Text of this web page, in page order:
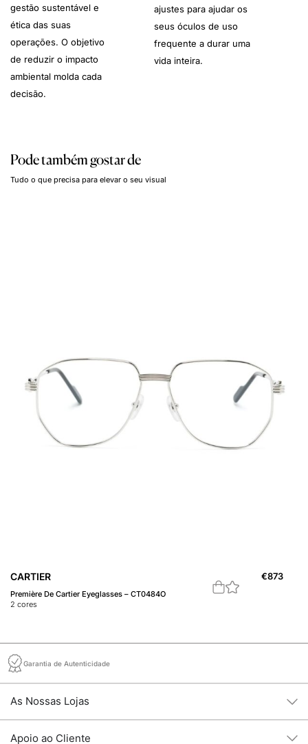
gestão sustentável e
ética das suas
operações. O objetivo
de reduzir o impacto
ambiental molda cada
decisão.
ajustes para ajudar os
seus óculos de uso
frequente a durar uma
vida inteira.
Pode também gostar de
Tudo o que precisa para elevar o seu visual
CARTIER
Première De Cartier Eyeglasses – CT0484O
2 cores
€873
Garantia de Autenticidade
As Nossas Lojas
Apoio ao Cliente